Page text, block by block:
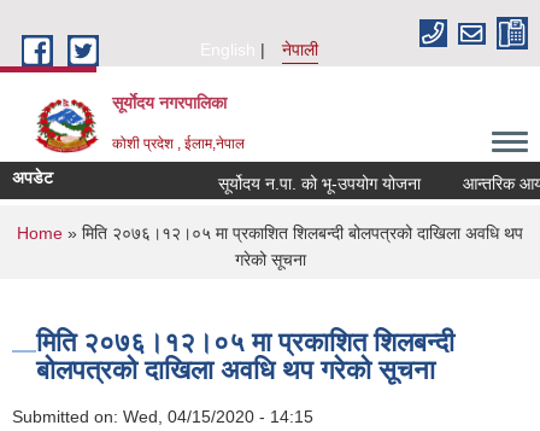
English
नेपाली
सूर्याेदय नगरपालिका
कोशी प्रदेश , ईलाम,नेपाल
अपडेट सूर्योदय न.पा. को भू-उपयोग योजना आन्तरिक आय
You are here
Home » मिति २०७६।१२।०५ मा प्रकाशित शिलबन्दी बोलपत्रको दाखिला अवधि थप
गरेको सूचना
मिति २०७६।१२।०५ मा प्रकाशित शिलबन्दी
बोलपत्रको दाखिला अवधि थप गरेको सूचना
Submitted on: Wed, 04/15/2020 - 14:15